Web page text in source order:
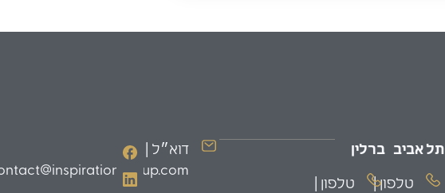
תל אביב
טלפון |
ברלין
טלפון |
דוא״ל |